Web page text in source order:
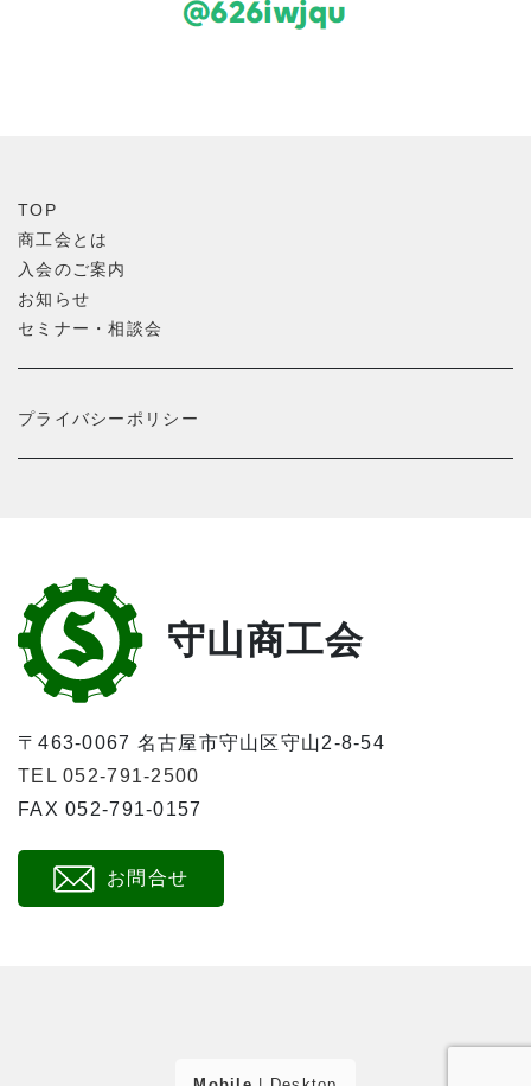
TOP
商工会とは
入会のご案内
お知らせ
セミナー・相談会
プライバシーポリシー
守山商工会
〒463-0067 名古屋市守山区守山2-8-54
TEL 052-791-2500
FAX 052-791-0157
お問合せ